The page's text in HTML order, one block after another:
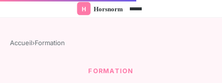
Accueil›Formation
FORMATION